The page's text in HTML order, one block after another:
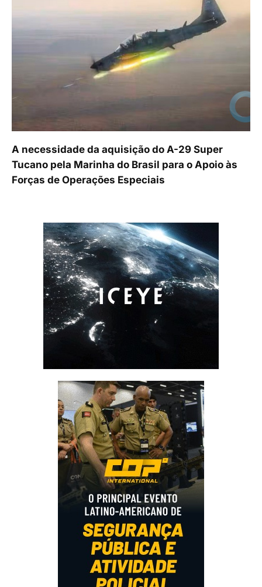
A necessidade da aquisição do A-29 Super
Tucano pela Marinha do Brasil para o Apoio às
Forças de Operações Especiais